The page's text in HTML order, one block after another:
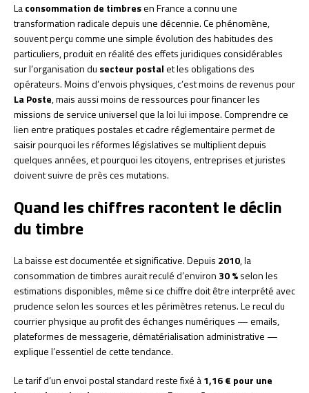
Laconsommation de timbresen France a connu une
transformation radicale depuis une décennie. Ce phénomène,
souvent perçu comme une simple évolution des habitudes des
particuliers, produit en réalité des effets juridiques considérables
sur l’organisation du secteur postalet les obligations des
opérateurs. Moins d’envois physiques, c’est moins de revenus pour
La Poste, mais aussi moins de ressources pour financer les
missions de service universel que la loi lui impose. Comprendre ce
lien entre pratiques postales et cadre réglementaire permet de
saisir pourquoi les réformes législatives se multiplient depuis
quelques années, et pourquoi les citoyens, entreprises et juristes
doivent suivre de près ces mutations.
Quand les chiffres racontent le déclin
du timbre
La baisse est documentée et significative. Depuis 2010, la
consommation de timbres aurait reculé d’environ 30 %selon les
estimations disponibles, même si ce chiffre doit être interprété avec
prudence selon les sources et les périmètres retenus. Le recul du
courrier physique au profit des échanges numériques — emails,
plateformes de messagerie, dématérialisation administrative —
explique l’essentiel de cette tendance.
Le tarif d’un envoi postal standard reste fixé à1,16 € pour une